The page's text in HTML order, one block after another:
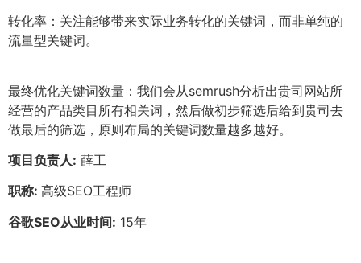
转化率：关注能够带来实际业务转化的关键词，而非单纯的
流量型关键词。
最终优化关键词数量：我们会从semrush分析出贵司网站所
经营的产品类目所有相关词，然后做初步筛选后给到贵司去
做最后的筛选，原则布局的关键词数量越多越好。
项目负责人: 薛工
职称: 高级SEO工程师
谷歌SEO从业时间: 15年